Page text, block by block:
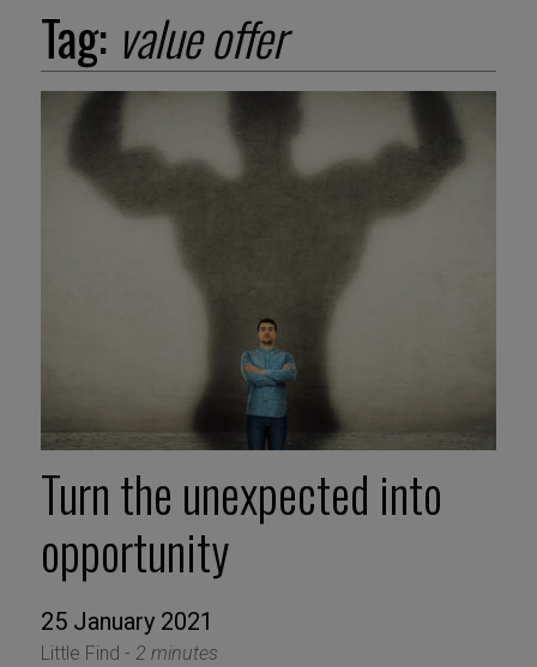
Tag: value offer
Turn the unexpected into
opportunity
25 January 2021
Little Find - 2 minutes